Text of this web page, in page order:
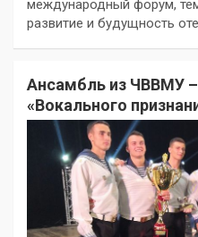
международный форум,
развитие и будущность
Ансамбль из ЧВВМУ
«Вокального